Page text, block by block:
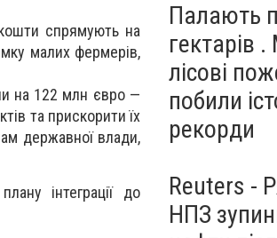
спрямують на
малих фермерів,
на 122 млн євро —
та прискорити їх
державної влади,
інтеграції до
Палають
гектарів
лісові
побили
рекорди
Reuters -
НПЗ